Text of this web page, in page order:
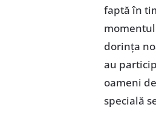
faptă în
dorința
au
oameni
specială